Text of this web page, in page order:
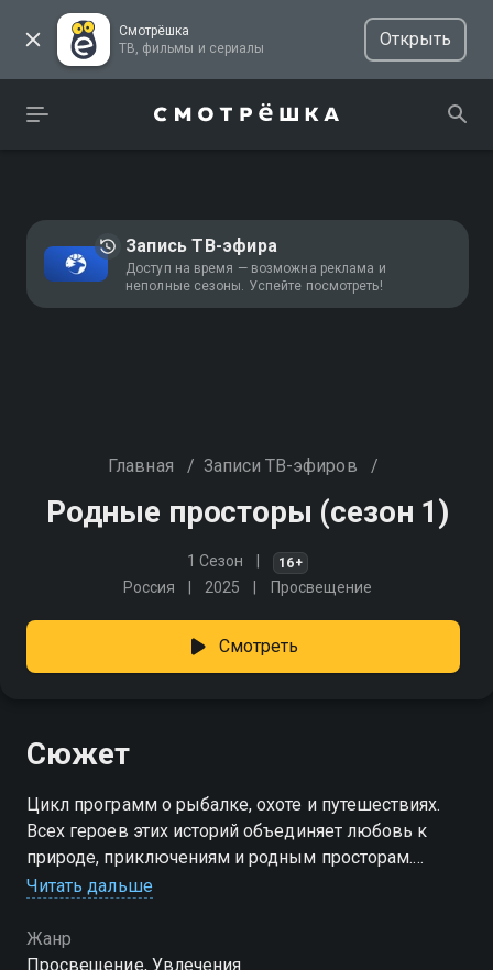
Смотрёшка
ТВ, фильмы и сериалы
Открыть
Запись ТВ-эфира
Доступ на время — возможна реклама и
неполные сезоны. Успейте посмотреть!
Главная / Записи ТВ-эфиров /
Родные просторы (сезон 1)
1 Сезон 16+
Россия 2025 Просвещение
Смотреть
Сюжет
Цикл программ о рыбалке, охоте и путешествиях.
Всех героев этих историй объединяет любовь к
природе, приключениям и родным просторам.
Зритель узнает об удивительных открытиях, увидит,
яркие эмоции!
Читать дальше
Жанр
Просвещение, Увлечения